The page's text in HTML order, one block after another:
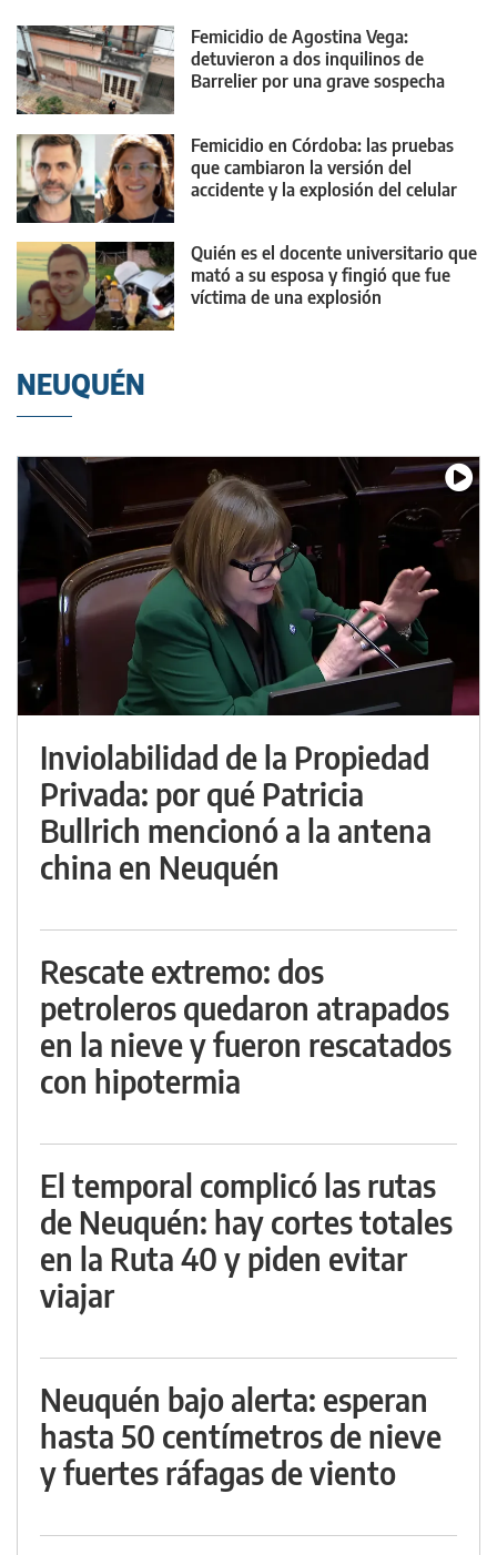
Femicidio de Agostina Vega:
detuvieron a dos inquilinos de
Barrelier por una grave sospecha
Femicidio en Córdoba: las pruebas
que cambiaron la versión del
accidente y la explosión del celular
Quién es el docente universitario que
mató a su esposa y fingió que fue
víctima de una explosión
NEUQUÉN
Inviolabilidad de la Propiedad
Privada: por qué Patricia
Bullrich mencionó a la antena
china en Neuquén
Rescate extremo: dos
petroleros quedaron atrapados
en la nieve y fueron rescatados
con hipotermia
El temporal complicó las rutas
de Neuquén: hay cortes totales
en la Ruta 40 y piden evitar
viajar
Neuquén bajo alerta: esperan
hasta 50 centímetros de nieve
y fuertes ráfagas de viento